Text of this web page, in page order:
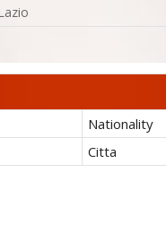
Nationality
Citta